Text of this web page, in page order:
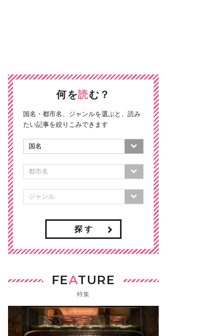
何を読む？
国名・都市名、ジャンルを選ぶと、読み
たい記事を絞りこみできます
探 す
FEATURE
特集